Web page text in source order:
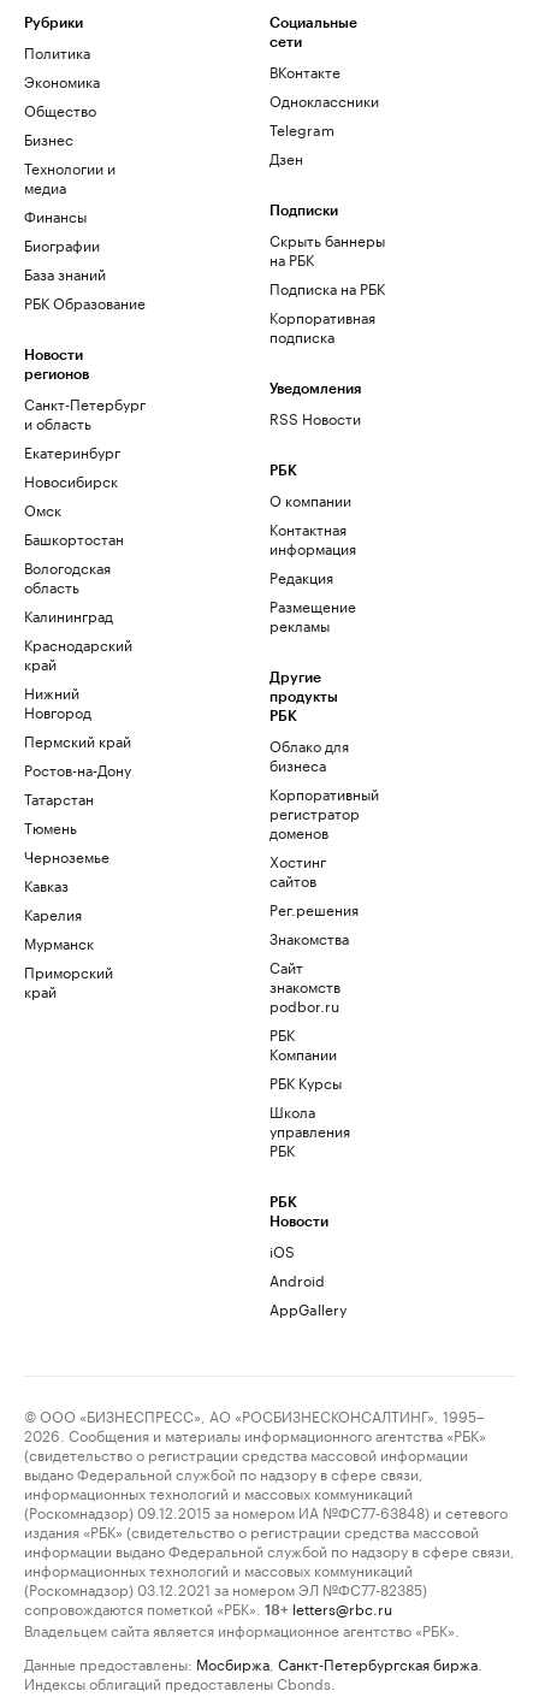
Рубрики
Политика
Экономика
Общество
Бизнес
Технологии и
медиа
Финансы
Биографии
База знаний
РБК Образование
Новости
регионов
Санкт-Петербург
и область
Екатеринбург
Новосибирск
Омск
Башкортостан
Вологодская
область
Калининград
Краснодарский
край
Нижний
Новгород
Пермский край
Ростов-на-Дону
Татарстан
Тюмень
Черноземье
Кавказ
Карелия
Мурманск
Приморский
край
Социальные
сети
ВКонтакте
Одноклассники
Telegram
Дзен
Подписки
Скрыть баннеры
на РБК
Подписка на РБК
Корпоративная
подписка
Уведомления
RSS Новости
РБК
О компании
Контактная
информация
Редакция
Размещение
рекламы
Другие
продукты
РБК
Облако для
бизнеса
Корпоративный
регистратор
доменов
Хостинг
сайтов
Рег.решения
Знакомства
Сайт
знакомств
podbor.ru
РБК
Компании
РБК Курсы
Школа
управления
РБК
РБК
Новости
iOS
Android
AppGallery
© ООО «БИЗНЕСПРЕСС», АО «РОСБИЗНЕСКОНСАЛТИНГ», 1995–
2026. Сообщения и материалы информационного агентства «РБК»
(свидетельство о регистрации средства массовой информации
выдано Федеральной службой по надзору в сфере связи,
информационных технологий и массовых коммуникаций
(Роскомнадзор) 09.12.2015 за номером ИА №ФС77-63848) и сетевого
издания «РБК» (свидетельство о регистрации средства массовой
информации выдано Федеральной службой по надзору в сфере связи,
информационных технологий и массовых коммуникаций
(Роскомнадзор) 03.12.2021 за номером ЭЛ №ФС77-82385)
сопровождаются пометкой «РБК».
18+ letters@rbc.ru
Владельцем сайта является информационное агентство «РБК».
Данные предоставлены: Мосбиржа Санкт-Петербургская биржа
Индексы облигаций предоставлены Cbonds.